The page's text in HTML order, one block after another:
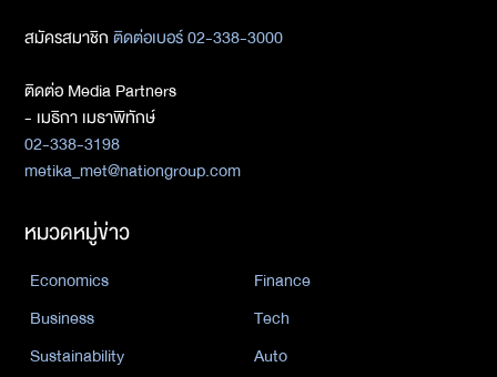
สมัครสมาชิกติดต่อเบอร์ 02-338-3000
ติดต่อ Media Partners
- เมธิกา เมธาพิทักษ์
02-338-3198
metika_met@nationgroup.com
หมวดหมู่ข่าว
Economics
Finance
Business
Tech
Sustainability
Auto